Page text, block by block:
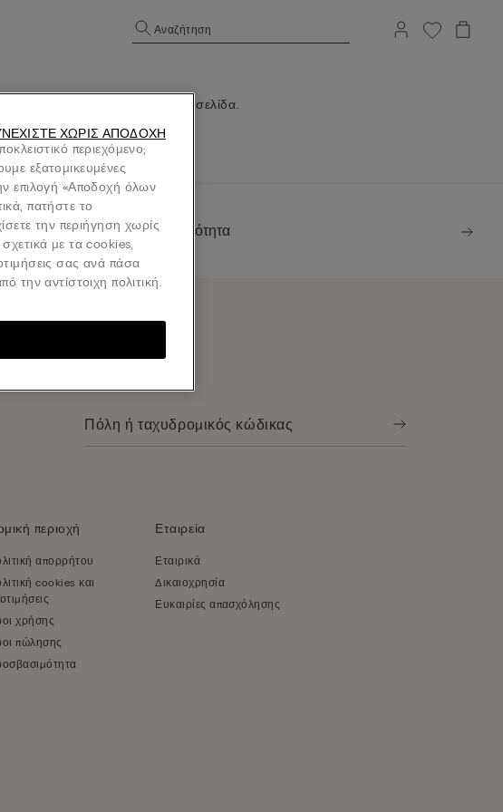
Αναζήτηση
ή επισκεπτόμενοι την Αρχική σελίδα.
Βιωσιμότητα
περιοχή
απορρήτου
cookies και
χρήσης
πώλησης
Εταιρεία
Εταιρικά
Δικαιοχρησία
Ευκαιρίες απασχόλησης
περιεχόμενο;
εξατομικευμένες
επιλογή «Αποδοχή όλων
πατήστε το
την περιήγηση χωρίς
με τα cookies,
σας ανά πάσα
την αντίστοιχη πολιτική.
ΧΩΡΊΣ ΑΠΟΔΟΧΉ